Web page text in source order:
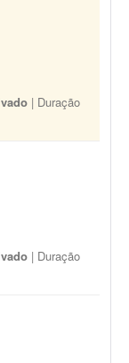
| Duração
| Duração